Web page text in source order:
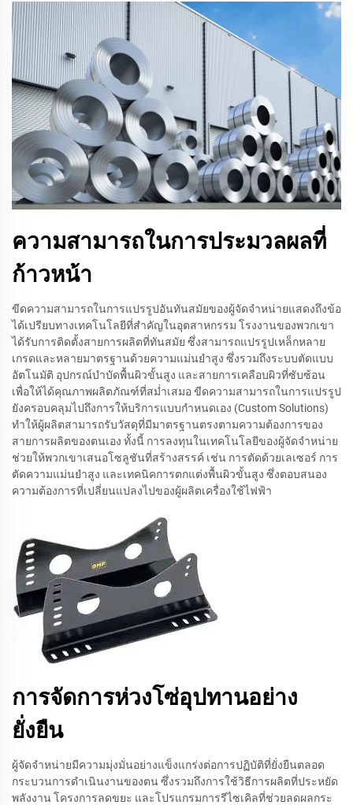
ความสามารถในการประมวลผลที่
ก้าวหน้า
ขีดความสามารถในการแปรรูปอันทันสมัยของผู้จัดจำหน่ายแสดงถึงข้อ
ได้เปรียบทางเทคโนโลยีที่สำคัญในอุตสาหกรรม โรงงานของพวกเขา
ได้รับการติดตั้งสายการผลิตที่ทันสมัย ซึ่งสามารถแปรรูปเหล็กหลาย
เกรดและหลายมาตรฐานด้วยความแม่นยำสูง ซึ่งรวมถึงระบบตัดแบบ
อัตโนมัติ อุปกรณ์บำบัดพื้นผิวขั้นสูง และสายการเคลือบผิวที่ซับซ้อน
เพื่อให้ได้คุณภาพผลิตภัณฑ์ที่สม่ำเสมอ ขีดความสามารถในการแปรรูป
ยังครอบคลุมไปถึงการให้บริการแบบกำหนดเอง (Custom Solutions)
ทำให้ผู้ผลิตสามารถรับวัสดุที่มีมาตรฐานตรงตามความต้องการของ
สายการผลิตของตนเอง ทั้งนี้ การลงทุนในเทคโนโลยีของผู้จัดจำหน่าย
ช่วยให้พวกเขาเสนอโซลูชันที่สร้างสรรค์ เช่น การตัดด้วยเลเซอร์ การ
ตัดความแม่นยำสูง และเทคนิคการตกแต่งพื้นผิวขั้นสูง ซึ่งตอบสนอง
ความต้องการที่เปลี่ยนแปลงไปของผู้ผลิตเครื่องใช้ไฟฟ้า
การจัดการห่วงโซ่อุปทานอย่าง
ยั่งยืน
ผู้จัดจำหน่ายมีความมุ่งมั่นอย่างแข็งแกร่งต่อการปฏิบัติที่ยั่งยืนตลอด
กระบวนการดำเนินงานของตน ซึ่งรวมถึงการใช้วิธีการผลิตที่ประหยัด
พลังงาน โครงการลดขยะ และโปรแกรมการรีไซเคิลที่ช่วยลดผลกระ